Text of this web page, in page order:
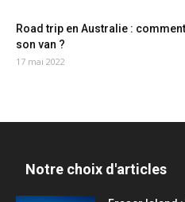
Road trip en Australie :
son van ?
17 mai 2022
Notre choix d'articles